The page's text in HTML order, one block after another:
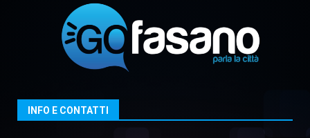
comunale
6 Agosto 2026 08:00
3
Cura dei beni comuni e
cittadinanza attiva: online
Laureto
INFO E CONTATTI